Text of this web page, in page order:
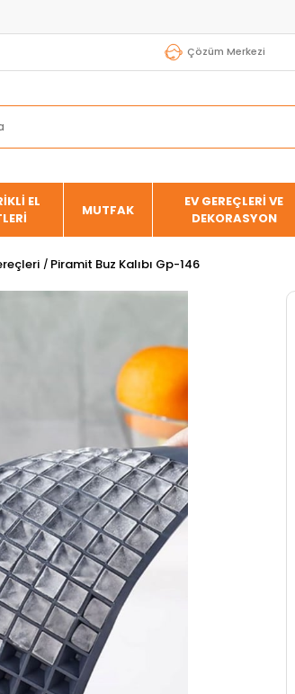
Çözüm Merkezi
EL
MUTFAK
EV GEREÇLERİ VE
DEKORASYON
Piramit Buz Kalıbı Gp-146